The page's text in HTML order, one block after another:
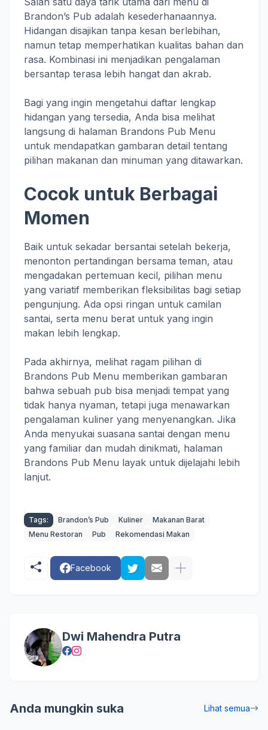
Brandon’s Pub adalah kesederhanaannya.
Hidangan disajikan tanpa kesan berlebihan,
namun tetap memperhatikan kualitas bahan dan
rasa. Kombinasi ini menjadikan pengalaman
bersantap terasa lebih hangat dan akrab.
Bagi yang ingin mengetahui daftar lengkap
hidangan yang tersedia, Anda bisa melihat
langsung di halaman Brandons Pub Menu
untuk mendapatkan gambaran detail tentang
pilihan makanan dan minuman yang ditawarkan.
Cocok untuk Berbagai
Momen
Baik untuk sekadar bersantai setelah bekerja,
menonton pertandingan bersama teman, atau
mengadakan pertemuan kecil, pilihan menu
yang variatif memberikan fleksibilitas bagi setiap
pengunjung. Ada opsi ringan untuk camilan
santai, serta menu berat untuk yang ingin
makan lebih lengkap.
Pada akhirnya, melihat ragam pilihan di
Brandons Pub Menu memberikan gambaran
bahwa sebuah pub bisa menjadi tempat yang
tidak hanya nyaman, tetapi juga menawarkan
pengalaman kuliner yang menyenangkan. Jika
Anda menyukai suasana santai dengan menu
yang familiar dan mudah dinikmati, halaman
Brandons Pub Menu layak untuk dijelajahi lebih
lanjut.
Tags: Brandon’s Pub Kuliner
Makanan Barat
Menu Restoran
Pub Rekomendasi Makan
Facebook
Dwi Mahendra Putra
Anda mungkin suka Lihat semua